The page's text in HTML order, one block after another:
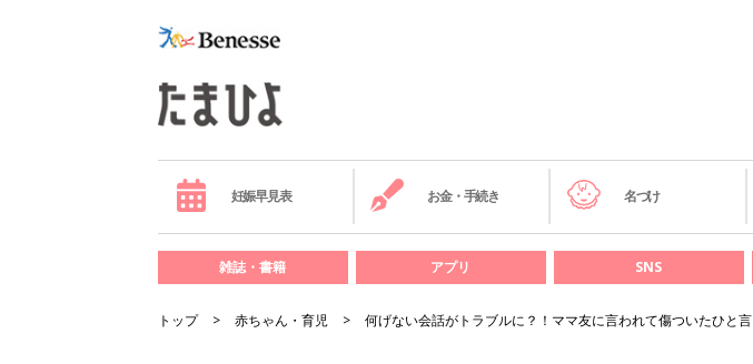
妊娠早見表 お金・手続き 名づけ
雑誌・書籍 アプリ SNS
トップ 赤ちゃん・育児 何げない会話がトラブルに？！ママ友に言われて傷ついたひと言